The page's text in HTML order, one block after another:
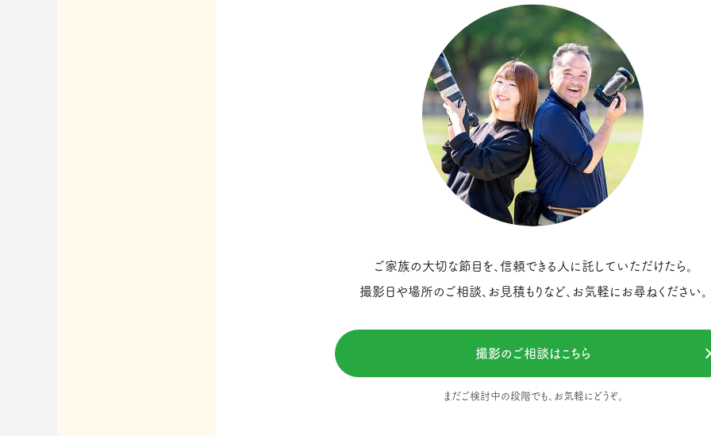
ご家族の大切な節目を、信頼できる人に託していただけたら。
撮影日や場所のご相談、お見積もりなど、お気軽にお尋ねください。
撮影のご相談はこちら
まだご検討中の段階でも、お気軽にどうぞ。